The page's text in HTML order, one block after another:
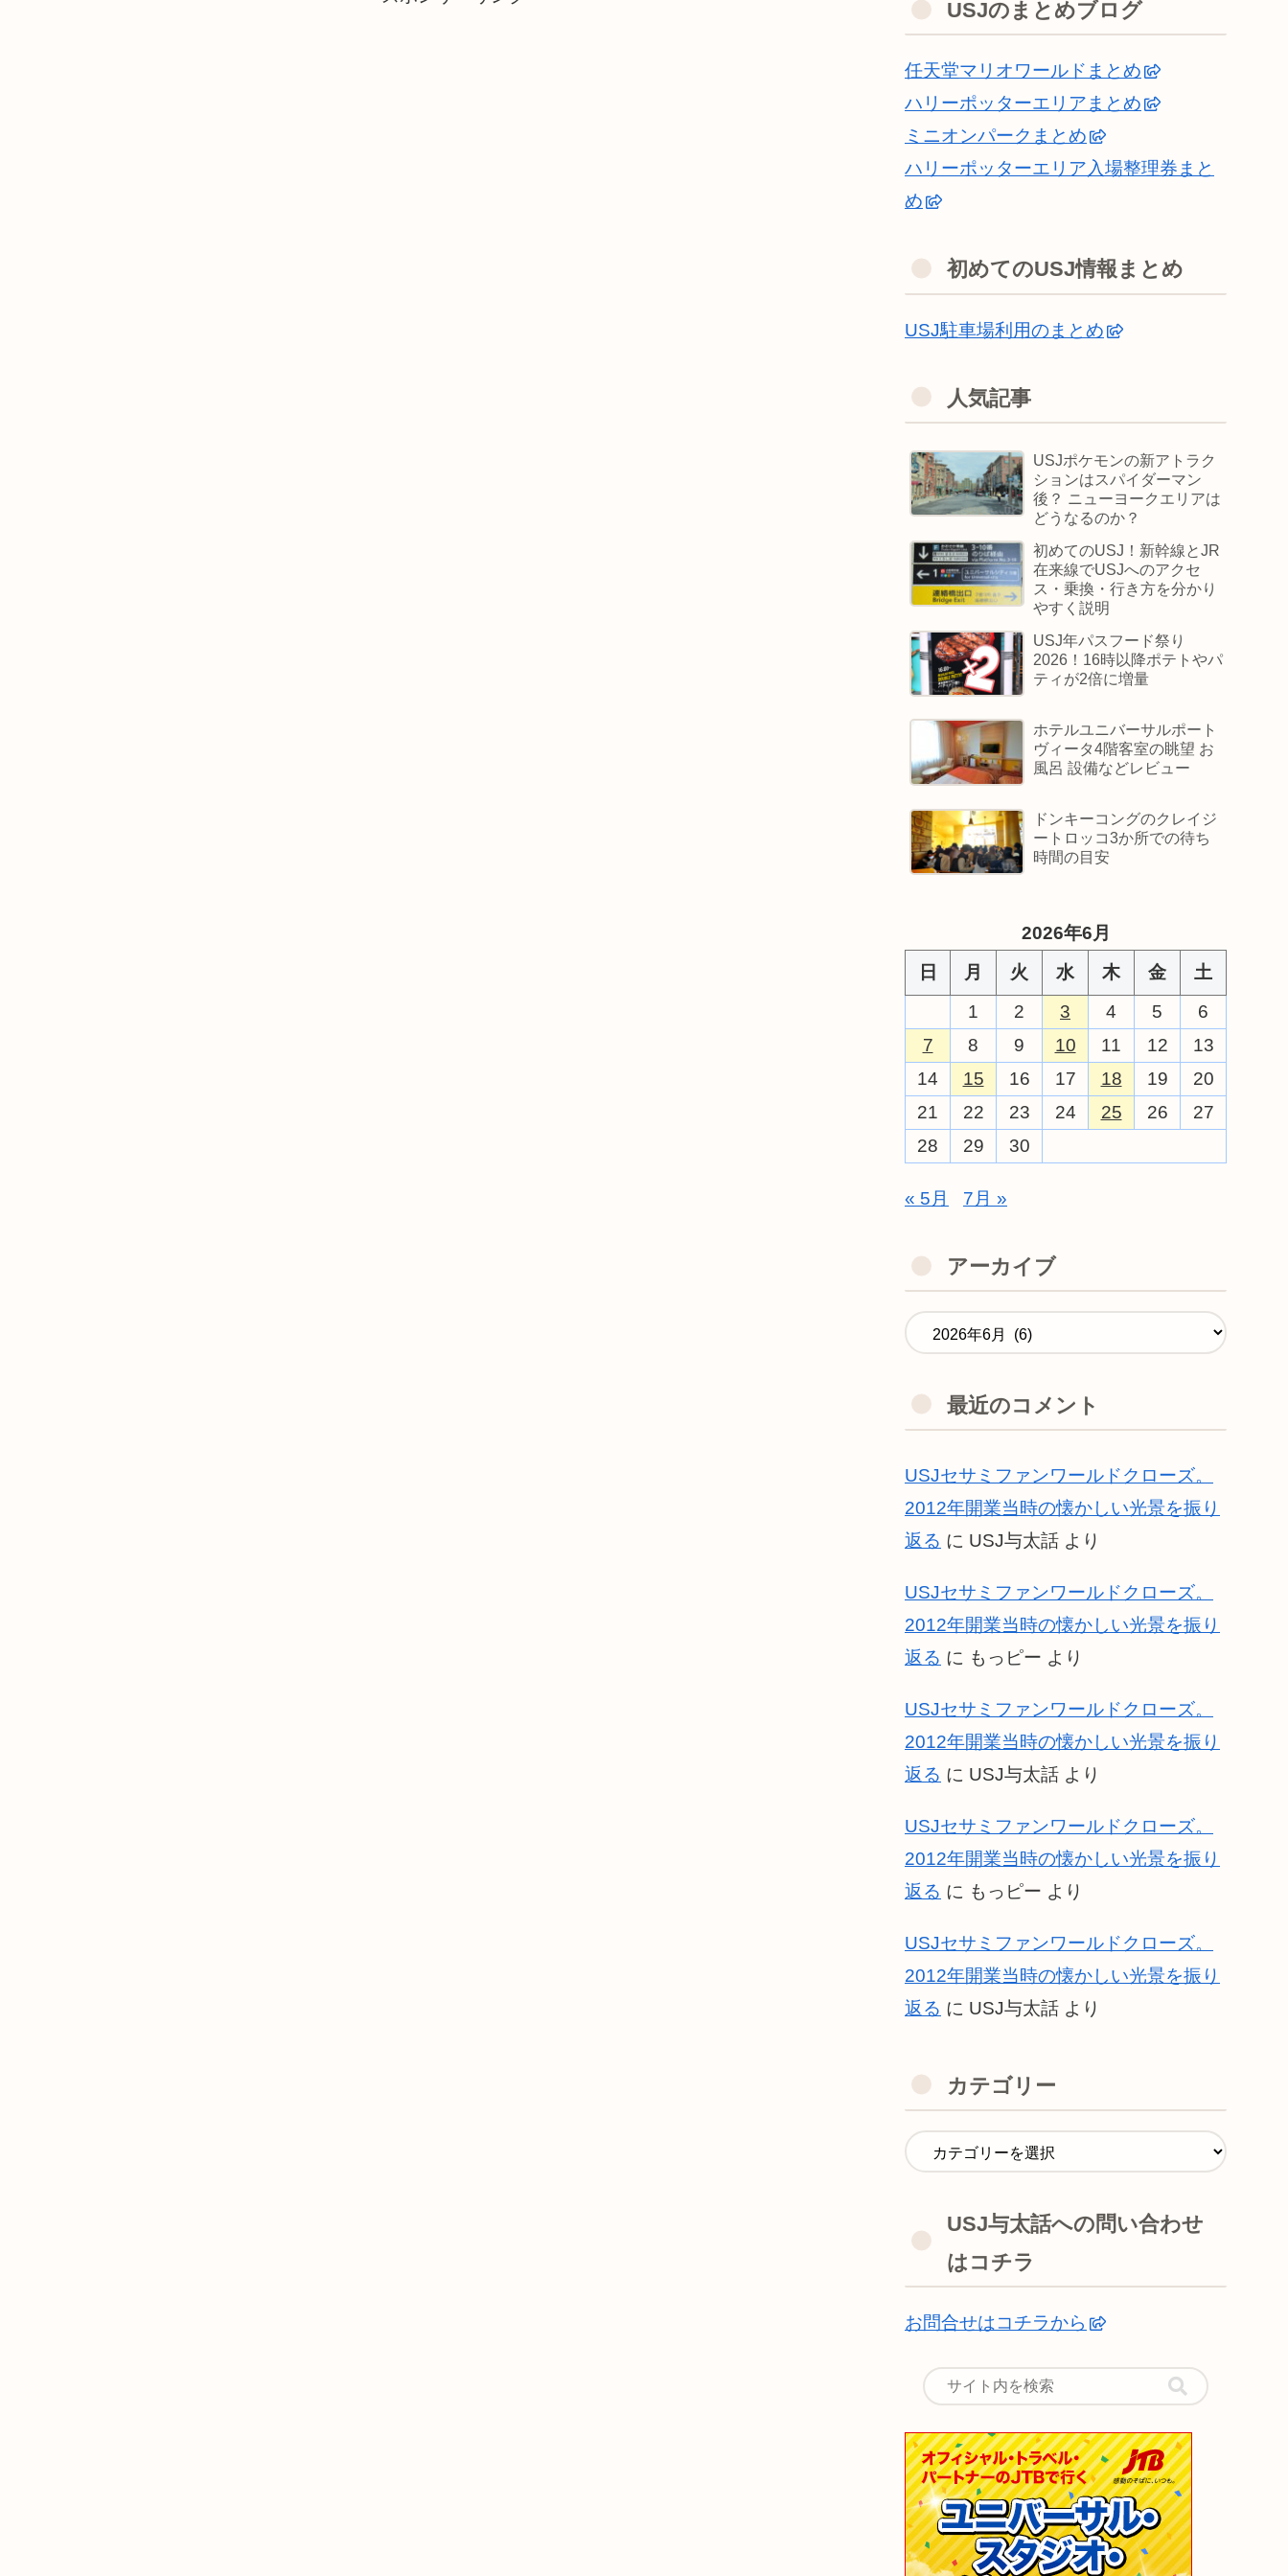
USJのまとめブログ
任天堂マリオワールドまとめ
ハリーポッターエリアまとめ
ミニオンパークまとめ
ハリーポッターエリア入場整理券まと
め
初めてのUSJ情報まとめ
USJ駐車場利用のまとめ
人気記事
USJポケモンの新アトラク
ションはスパイダーマン
後？ ニューヨークエリアは
どうなるのか？
初めてのUSJ！新幹線とJR
在来線でUSJへのアクセ
ス・乗換・行き方を分かり
やすく説明
USJ年パスフード祭り
2026！16時以降ポテトやパ
ティが2倍に増量
ホテルユニバーサルポート
ヴィータ4階客室の眺望 お
風呂 設備などレビュー
ドンキーコングのクレイジ
ートロッコ3か所での待ち
時間の目安
2026年6月
日
月 火 水 木 金
土
1
2 3 4 5
6
7
8 9 10 11 12
13
14
15 16 17 18 19
20
21
22 23 24 25 26
27
28
29 30
« 5月 7月 »
アーカイブ
最近のコメント
USJセサミファンワールドクローズ。
2012年開業当時の懐かしい光景を振り
返る に USJ与太話 より
USJセサミファンワールドクローズ。
2012年開業当時の懐かしい光景を振り
返る に もっピー より
USJセサミファンワールドクローズ。
2012年開業当時の懐かしい光景を振り
返る に USJ与太話 より
USJセサミファンワールドクローズ。
2012年開業当時の懐かしい光景を振り
返る に もっピー より
USJセサミファンワールドクローズ。
2012年開業当時の懐かしい光景を振り
返る に USJ与太話 より
カテゴリー
USJ与太話への問い合わせ
はコチラ
お問合せはコチラから